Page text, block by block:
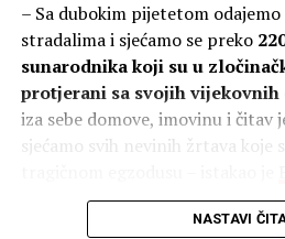
Iza impresivnih poslovnih
početka se nižu kontroverze.
Novinari Centra za istraživačko
su da je 2018. godine kompanija
za oko pet miliona maraka.
– Sa dubokim pijetetom
stradalima i sjećamo se preko
sunarodnika koji su u
protjerani sa svojih vijekovnih
iza sebe domove, imovinu i čitav
sjećamo svih nevinih žrtava
NASTAVI